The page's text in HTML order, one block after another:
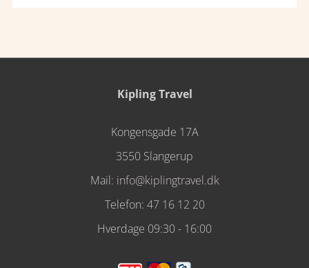
Kipling Travel
Kongensgade 17A
3550 Slangerup
Mail: info@kiplingtravel.dk
Telefon: 47 16 12 20
Hverdage 09:30 - 16:00